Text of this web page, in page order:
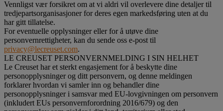
Vennligst vær forsikret om at vi aldri vil overlevere dine detaljer til
tredjepartsorganisasjoner for deres egen markedsføring uten at du
har gitt tillatelse.
For eventuelle opplysninger eller for å utøve dine
personvernrettigheter, kan du sende oss e-post til
privacy@lecreuset.com.
LE CREUSET PERSONVERNMELDING I SIN HELHET
Le Creuset har et sterkt engasjement for å beskytte dine
personopplysninger og ditt personvern, og denne meldingen
forklarer hvordan vi samler inn og behandler dine
personopplysninger i samsvar med EU-lovgivningen om personvern
(inkludert EUs personvernforordning 2016/679) og den